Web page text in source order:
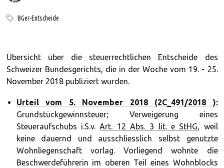
BGer-Entscheide
Übersicht über die steuerrechtlichen Entscheide des
Schweizer Bundesgerichts, die in der Woche vom 19. - 25.
November 2018 publiziert wurden.
Urteil vom 5. November 2018 (2C_491/2018 ):
Grundstückgewinnsteuer; Verweigerung eines
Steueraufschubs i.S.v.Art. 12 Abs. 3 lit. e StHG, weil
keine dauernd und ausschliesslich selbst genutzte
Wohnliegenschaft vorlag. Vorliegend wohnte die
Beschwerdeführerin im oberen Teil eines Wohnblocks